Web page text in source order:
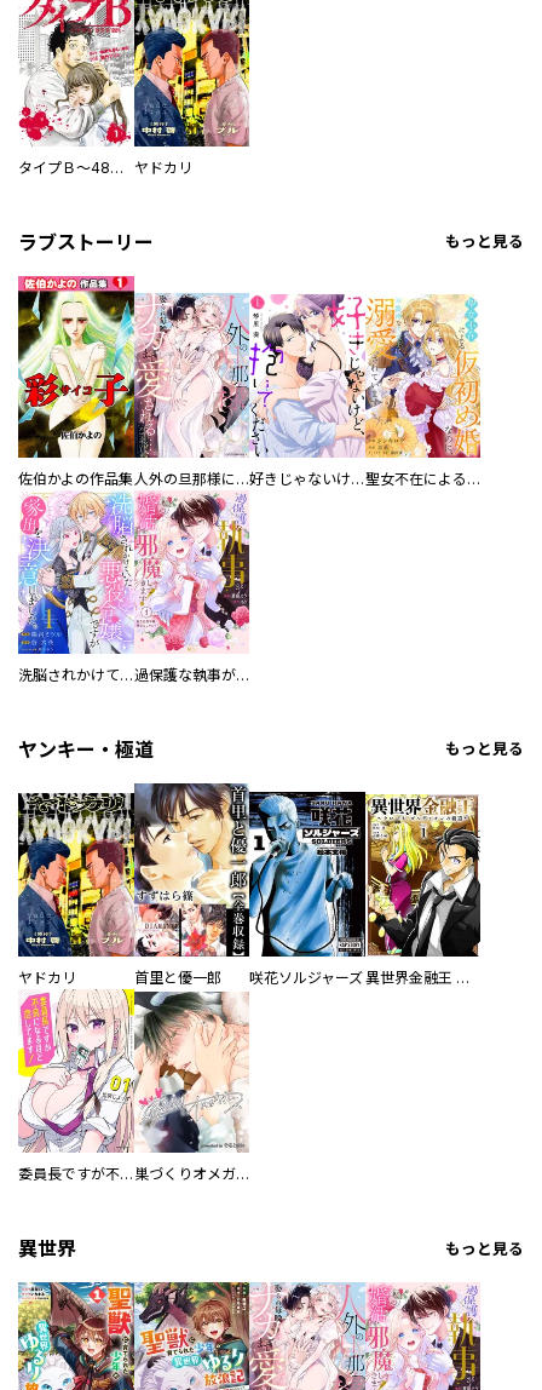
タイプＢ～48時間後、致死率100％～【単話】 ヤドカリ
ラブストーリー もっと見る
佐伯かよの作品集 人外の旦那様に娶られ毎晩ナカまで愛される…。アンソロジー 好きじゃないけど、抱いてください【電子単行本版／特典おまけ付き】 聖女不在による仮初め婚なのに、不器用な王太子に溺愛されています【電子単行本版／特典おまけ付き】
洗脳されかけていた悪役令嬢ですが家出を決意しました。【電子単行本版／特典おまけ付き】 過保護な執事が私の婚活を邪魔してきます！ 分冊版
ヤンキー・極道 もっと見る
ヤドカリ 首里と優一郎 咲花ソルジャーズ 異世界金融王 ～クローネ・ゴルディオンの覇道～
委員長ですが不良になるほど恋してます！ 巣づくりオメガバース
異世界 もっと見る